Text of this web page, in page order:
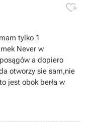

tylko 1
Never w
a dopiero
otworzy sie sam,nie
jest obok berła w